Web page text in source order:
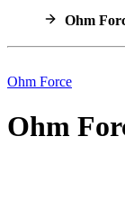
Ohm
Ohm Force
Ohm